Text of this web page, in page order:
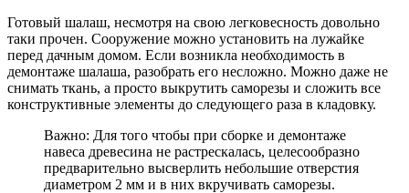
Готовый шалаш, несмотря на свою легковесность довольно
таки прочен. Сооружение можно установить на лужайке
перед дачным домом. Если возникла необходимость в
демонтаже шалаша, разобрать его несложно. Можно даже не
снимать ткань, а просто выкрутить саморезы и сложить все
конструктивные элементы до следующего раза в кладовку.
Важно: Для того чтобы при сборке и демонтаже
навеса древесина не растрескалась, целесообразно
предварительно высверлить небольшие отверстия
диаметром 2 мм и в них вкручивать саморезы.